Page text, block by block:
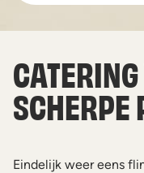
SCHERPE
Eindelijk weer eens